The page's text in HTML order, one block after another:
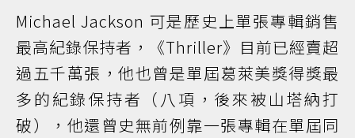
Michael Jackson 可是歷史上單張專輯銷售
最高紀錄保持者，《Thriller》目前已經賣超
過五千萬張，他也曾是單屆葛萊美獎得獎最
多的紀錄保持者（八項，後來被山塔納打
破），他還曾史無前例靠一張專輯在單屆同